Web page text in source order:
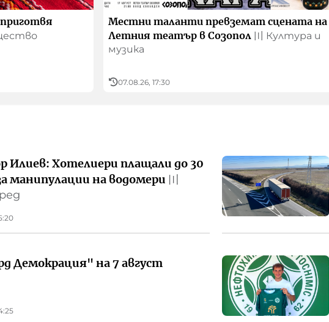
Местни таланти превземат сцената на
Летния театър в Созопол 〣
Култура и
музика
07.08.26, 17:30
Илиев: Хотелиери плащали до 30
манипулации на водомери 〣
Демокрация" на 7 август